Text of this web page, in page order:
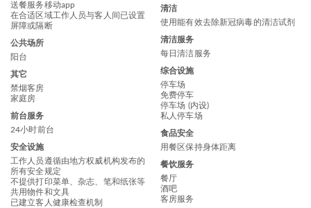
送餐服务移动app
在合适区域工作人员与客人间已设置
屏障或隔断
公共场所
阳台
其它
禁烟客房
家庭房
前台服务
24小时前台
安全设施
工作人员遵循由地方权威机构发布的
所有安全规定
不提供打印菜单、杂志、笔和纸张等
共用物件和文具
已建立客人健康检查机制
清洁
使用能有效去除新冠病毒的清洁试剂
清洁服务
每日清洁服务
综合设施
停车场
免费停车
停车场 (内设)
私人停车场
食品安全
用餐区保持身体距离
餐饮服务
餐厅
酒吧
客房服务